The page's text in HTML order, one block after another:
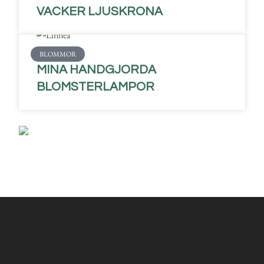
VACKER LJUSKRONA
BLOMMOR
MINA HANDGJORDA
BLOMSTERLAMPOR